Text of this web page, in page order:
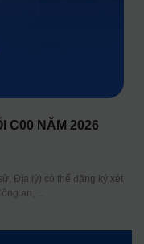
C00 NĂM 2026
Địa lý) có thể đăng ký xét
an,